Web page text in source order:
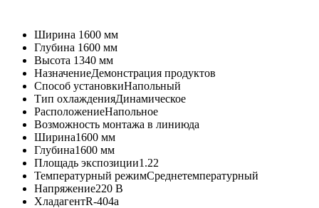
Ширина 1600 мм
Глубина 1600 мм
Высота 1340 мм
НазначениеДемонстрация продуктов
Способ установкиНапольный
Тип охлажденияДинамическое
РасположениеНапольное
Возможность монтажа в линиюда
Ширина1600 мм
Глубина1600 мм
Площадь экспозиции1.22
Температурный режимСреднетемпературный
Напряжение220 В
ХладагентR-404a